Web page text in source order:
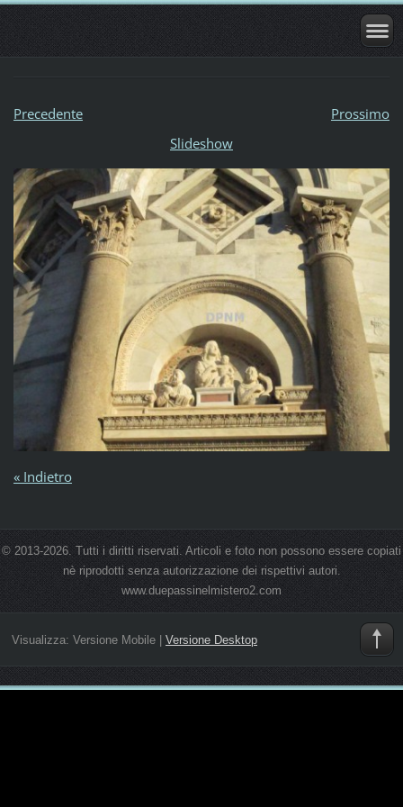
Precedente
Prossimo
Slideshow
« Indietro
© 2013-2026. Tutti i diritti riservati. Articoli e foto non possono essere copiati
nè riprodotti senza autorizzazione dei rispettivi autori.
www.duepassinelmistero2.com
Visualizza: Versione Mobile| Versione Desktop